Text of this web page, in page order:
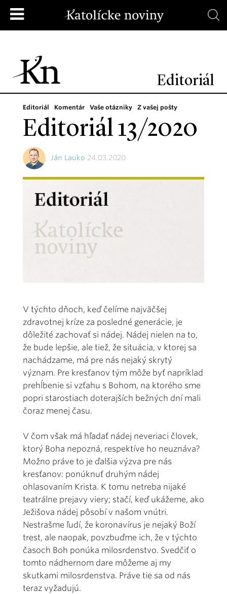
Editoriál
Editoriál Komentár Vaše otázniky Z vašej pošty
Editoriál 13/2020
Ján Lauko 24.03.2020
V týchto dňoch, keď čelíme najväčšej
zdravotnej kríze za posledné generácie, je
dôležité zachovať si nádej. Nádej nielen na to,
že bude lepšie, ale tiež, že situácia, v ktorej sa
nachádzame, má pre nás nejaký skrytý
význam. Pre kresťanov tým môže byť napríklad
prehĺbenie si vzťahu s Bohom, na ktorého sme
popri starostiach doterajších bežných dní mali
čoraz menej času.
V čom však má hľadať nádej neveriaci človek,
ktorý Boha nepozná, respektíve ho neuznáva?
Možno práve to je ďalšia výzva pre nás
kresťanov: ponúknuť druhým nádej
ohlasovaním Krista. K tomu netreba nijaké
teatrálne prejavy viery; stačí, keď ukážeme, ako
Ježišova nádej pôsobí v našom vnútri.
Nestrašme ľudí, že koronavírus je nejaký Boží
trest, ale naopak, povzbuďme ich, že v týchto
časoch Boh ponúka milosrdenstvo. Svedčiť o
tomto nádhernom dare môžeme aj my
skutkami milosrdenstva. Práve tie sa od nás
teraz vyžadujú.